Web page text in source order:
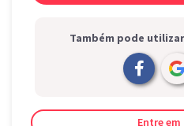
Também pode
Entre